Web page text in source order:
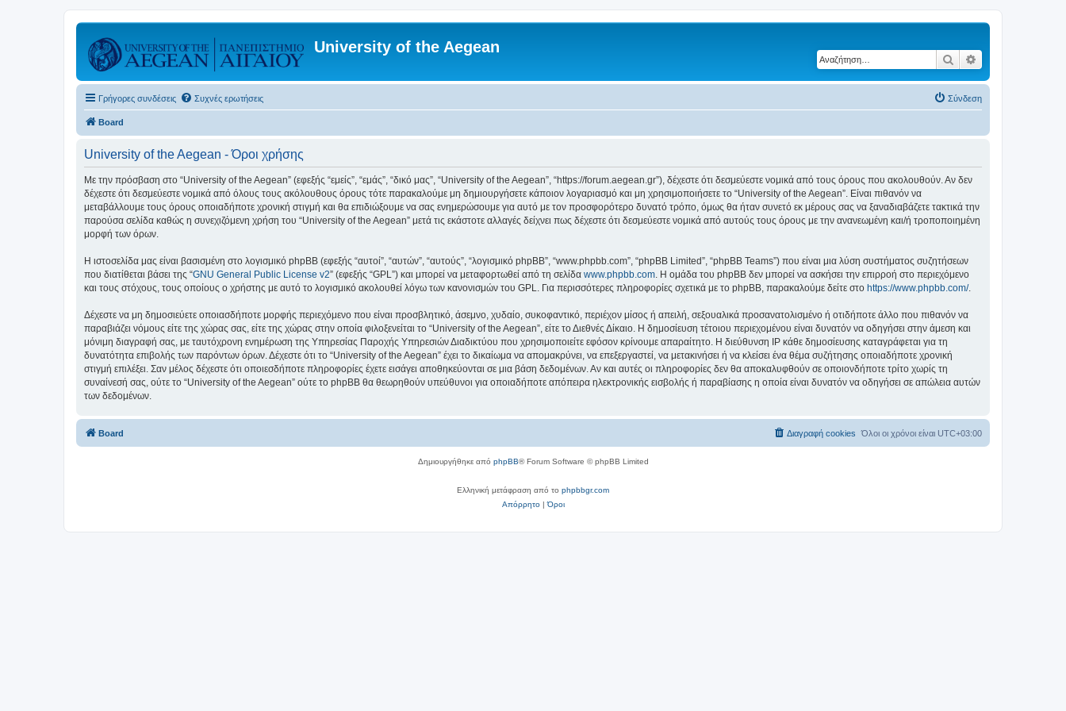
University of the Aegean
Αναζήτηση
Γρήγορες συνδέσεις Συχνές ερωτήσεις Σύνδεση
Board
University of the Aegean - Όροι χρήσης
Με την πρόσβαση στο “University of the Aegean” (εφεξής “εμείς”, “εμάς”, “δικό μας”, “University of the Aegean”, “https://forum.aegean.gr”), δέχεστε ότι δεσμεύεστε νομικά από τους όρους που ακολουθούν. Αν δεν
δέχεστε ότι δεσμεύεστε νομικά από όλους τους ακόλουθους όρους τότε παρακαλούμε μη δημιουργήσετε κάποιον λογαριασμό και μη χρησιμοποιήσετε το “University of the Aegean”. Είναι πιθανόν να
μεταβάλλουμε τους όρους οποιαδήποτε χρονική στιγμή και θα επιδιώξουμε να σας ενημερώσουμε για αυτό με τον προσφορότερο δυνατό τρόπο, όμως θα ήταν συνετό εκ μέρους σας να ξαναδιαβάζετε τακτικά την
παρούσα σελίδα καθώς η συνεχιζόμενη χρήση του “University of the Aegean” μετά τις εκάστοτε αλλαγές δείχνει πως δέχεστε ότι δεσμεύεστε νομικά από αυτούς τους όρους με την ανανεωμένη και/ή τροποποιημένη
μορφή των όρων.
Η ιστοσελίδα μας είναι βασισμένη στο λογισμικό phpBB (εφεξής “αυτοί”, “αυτών”, “αυτούς”, “λογισμικό phpBB”, “www.phpbb.com”, “phpBB Limited”, “phpBB Teams”) που είναι μια λύση συστήματος συζητήσεων
που διατίθεται βάσει της “GNU General Public License v2” (εφεξής “GPL”) και μπορεί να μεταφορτωθεί από τη σελίδα www.phpbb.com. Η ομάδα του phpBB δεν μπορεί να ασκήσει την επιρροή στο περιεχόμενο
και τους στόχους, τους οποίους ο χρήστης με αυτό το λογισμικό ακολουθεί λόγω των κανονισμών του GPL. Για περισσότερες πληροφορίες σχετικά με το phpBB, παρακαλούμε δείτε στο https://www.phpbb.com/.
Δέχεστε να μη δημοσιεύετε οποιασδήποτε μορφής περιεχόμενο που είναι προσβλητικό, άσεμνο, χυδαίο, συκοφαντικό, περιέχον μίσος ή απειλή, σεξουαλικά προσανατολισμένο ή οτιδήποτε άλλο που πιθανόν να
παραβιάζει νόμους είτε της χώρας σας, είτε της χώρας στην οποία φιλοξενείται το “University of the Aegean”, είτε το Διεθνές Δίκαιο. Η δημοσίευση τέτοιου περιεχομένου είναι δυνατόν να οδηγήσει στην άμεση και
μόνιμη διαγραφή σας, με ταυτόχρονη ενημέρωση της Υπηρεσίας Παροχής Υπηρεσιών Διαδικτύου που χρησιμοποιείτε εφόσον κρίνουμε απαραίτητο. Η διεύθυνση IP κάθε δημοσίευσης καταγράφεται για τη
δυνατότητα επιβολής των παρόντων όρων. Δέχεστε ότι το “University of the Aegean” έχει το δικαίωμα να απομακρύνει, να επεξεργαστεί, να μετακινήσει ή να κλείσει ένα θέμα συζήτησης οποιαδήποτε χρονική
στιγμή επιλέξει. Σαν μέλος δέχεστε ότι οποιεσδήποτε πληροφορίες έχετε εισάγει αποθηκεύονται σε μια βάση δεδομένων. Αν και αυτές οι πληροφορίες δεν θα αποκαλυφθούν σε οποιονδήποτε τρίτο χωρίς τη
συναίνεσή σας, ούτε το “University of the Aegean” ούτε το phpBB θα θεωρηθούν υπεύθυνοι για οποιαδήποτε απόπειρα ηλεκτρονικής εισβολής ή παραβίασης η οποία είναι δυνατόν να οδηγήσει σε απώλεια αυτών
των δεδομένων.
Board Όλοι οι χρόνοι είναι UTC+03:00
Διαγραφή cookies
Δημιουργήθηκε από phpBB® Forum Software © phpBB Limited
Ελληνική μετάφραση από το phpbbgr.com
Απόρρητο|Όροι